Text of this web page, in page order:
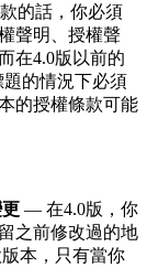
的話，你必須
聲明、授權聲
在4.0版以前的
的情況下必須
的授權條款可能
— 在4.0版，你
之前修改過的地
本，只有當你